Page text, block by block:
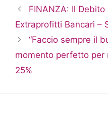
FINANZA: Il
Extraprofitti Bancari –
“Faccio sempre il
momento perfetto
25%